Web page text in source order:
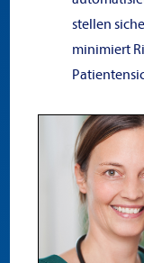
stellen
minimiert